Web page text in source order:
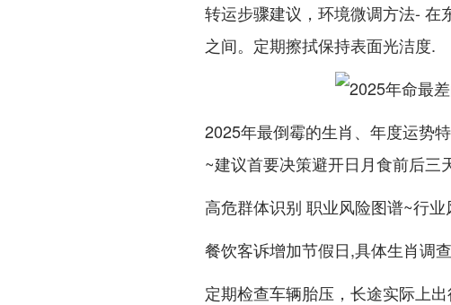
转运步骤建议，环境微调方法- 在
之间。定期擦拭保持表面光洁度.
2025年最倒霉的生肖、年度运势
~建议首要决策避开日月食前后三
高危群体识别 职业风险图谱~行
餐饮客诉增加节假日,具体生肖调
定期检查车辆胎压，长途实际上